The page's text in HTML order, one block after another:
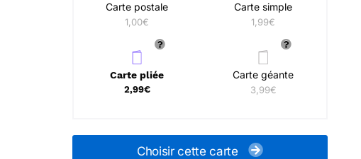
Carte postale
1,00€
Carte simple
1,99€
Carte pliée
2,99€
Carte géante
3,99€
Choisir cette carte